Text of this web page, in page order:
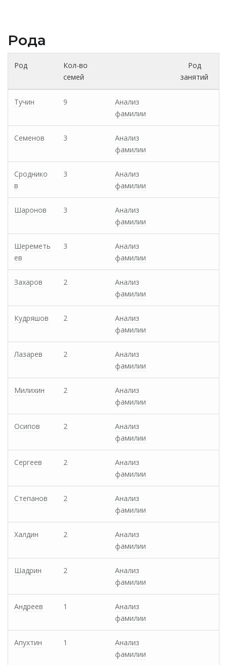
Рода
Род
Кол-во
семей
Род
занятий
Тучин 9
Анализ
фамилии
Семенов 3
Анализ
фамилии
Сроднико
в
3
Анализ
фамилии
Шаронов 3
Анализ
фамилии
Шереметь
ев
3
Анализ
фамилии
Захаров 2
Анализ
фамилии
Кудряшов 2
Анализ
фамилии
Лазарев 2
Анализ
фамилии
Милихин 2
Анализ
фамилии
Осипов 2
Анализ
фамилии
Сергеев 2
Анализ
фамилии
Степанов 2
Анализ
фамилии
Халдин 2
Анализ
фамилии
Шадрин 2
Анализ
фамилии
Андреев 1
Анализ
фамилии
Апухтин 1
Анализ
фамилии